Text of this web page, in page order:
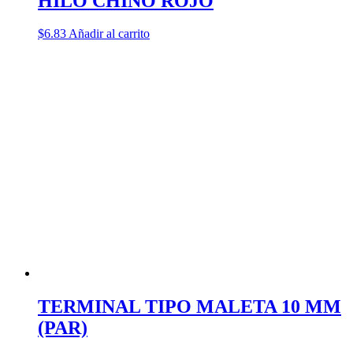
$6.83Añadir al carrito
TERMINAL TIPO MALETA 10 MM
(PAR)